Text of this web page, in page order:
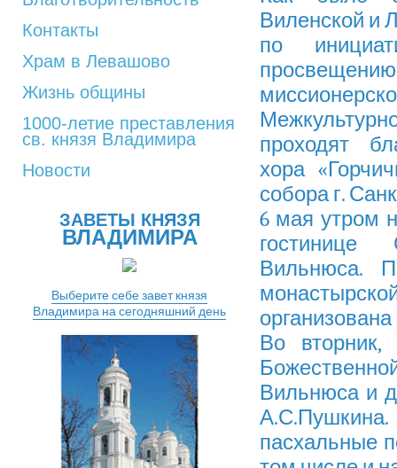
Контакты
Храм в Левашово
Жизнь общины
1000-летие преставления
св. князя Владимира
Новости
ЗАВЕТЫ КНЯЗЯ
ВЛАДИМИРА
Выберите себе завет князя
Владимира на сегодняшний день
Виленской и
по
проходят
хора
собора г.
6 мая утром
гостинице
Вильнюса.
Во
Вильнюса и
пасхальные